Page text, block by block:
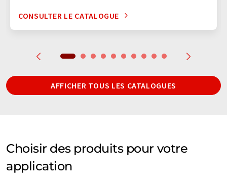
CONSULTER LE CATALOGUE
AFFICHER TOUS LES CATALOGUES
Choisir des produits pour votre
application